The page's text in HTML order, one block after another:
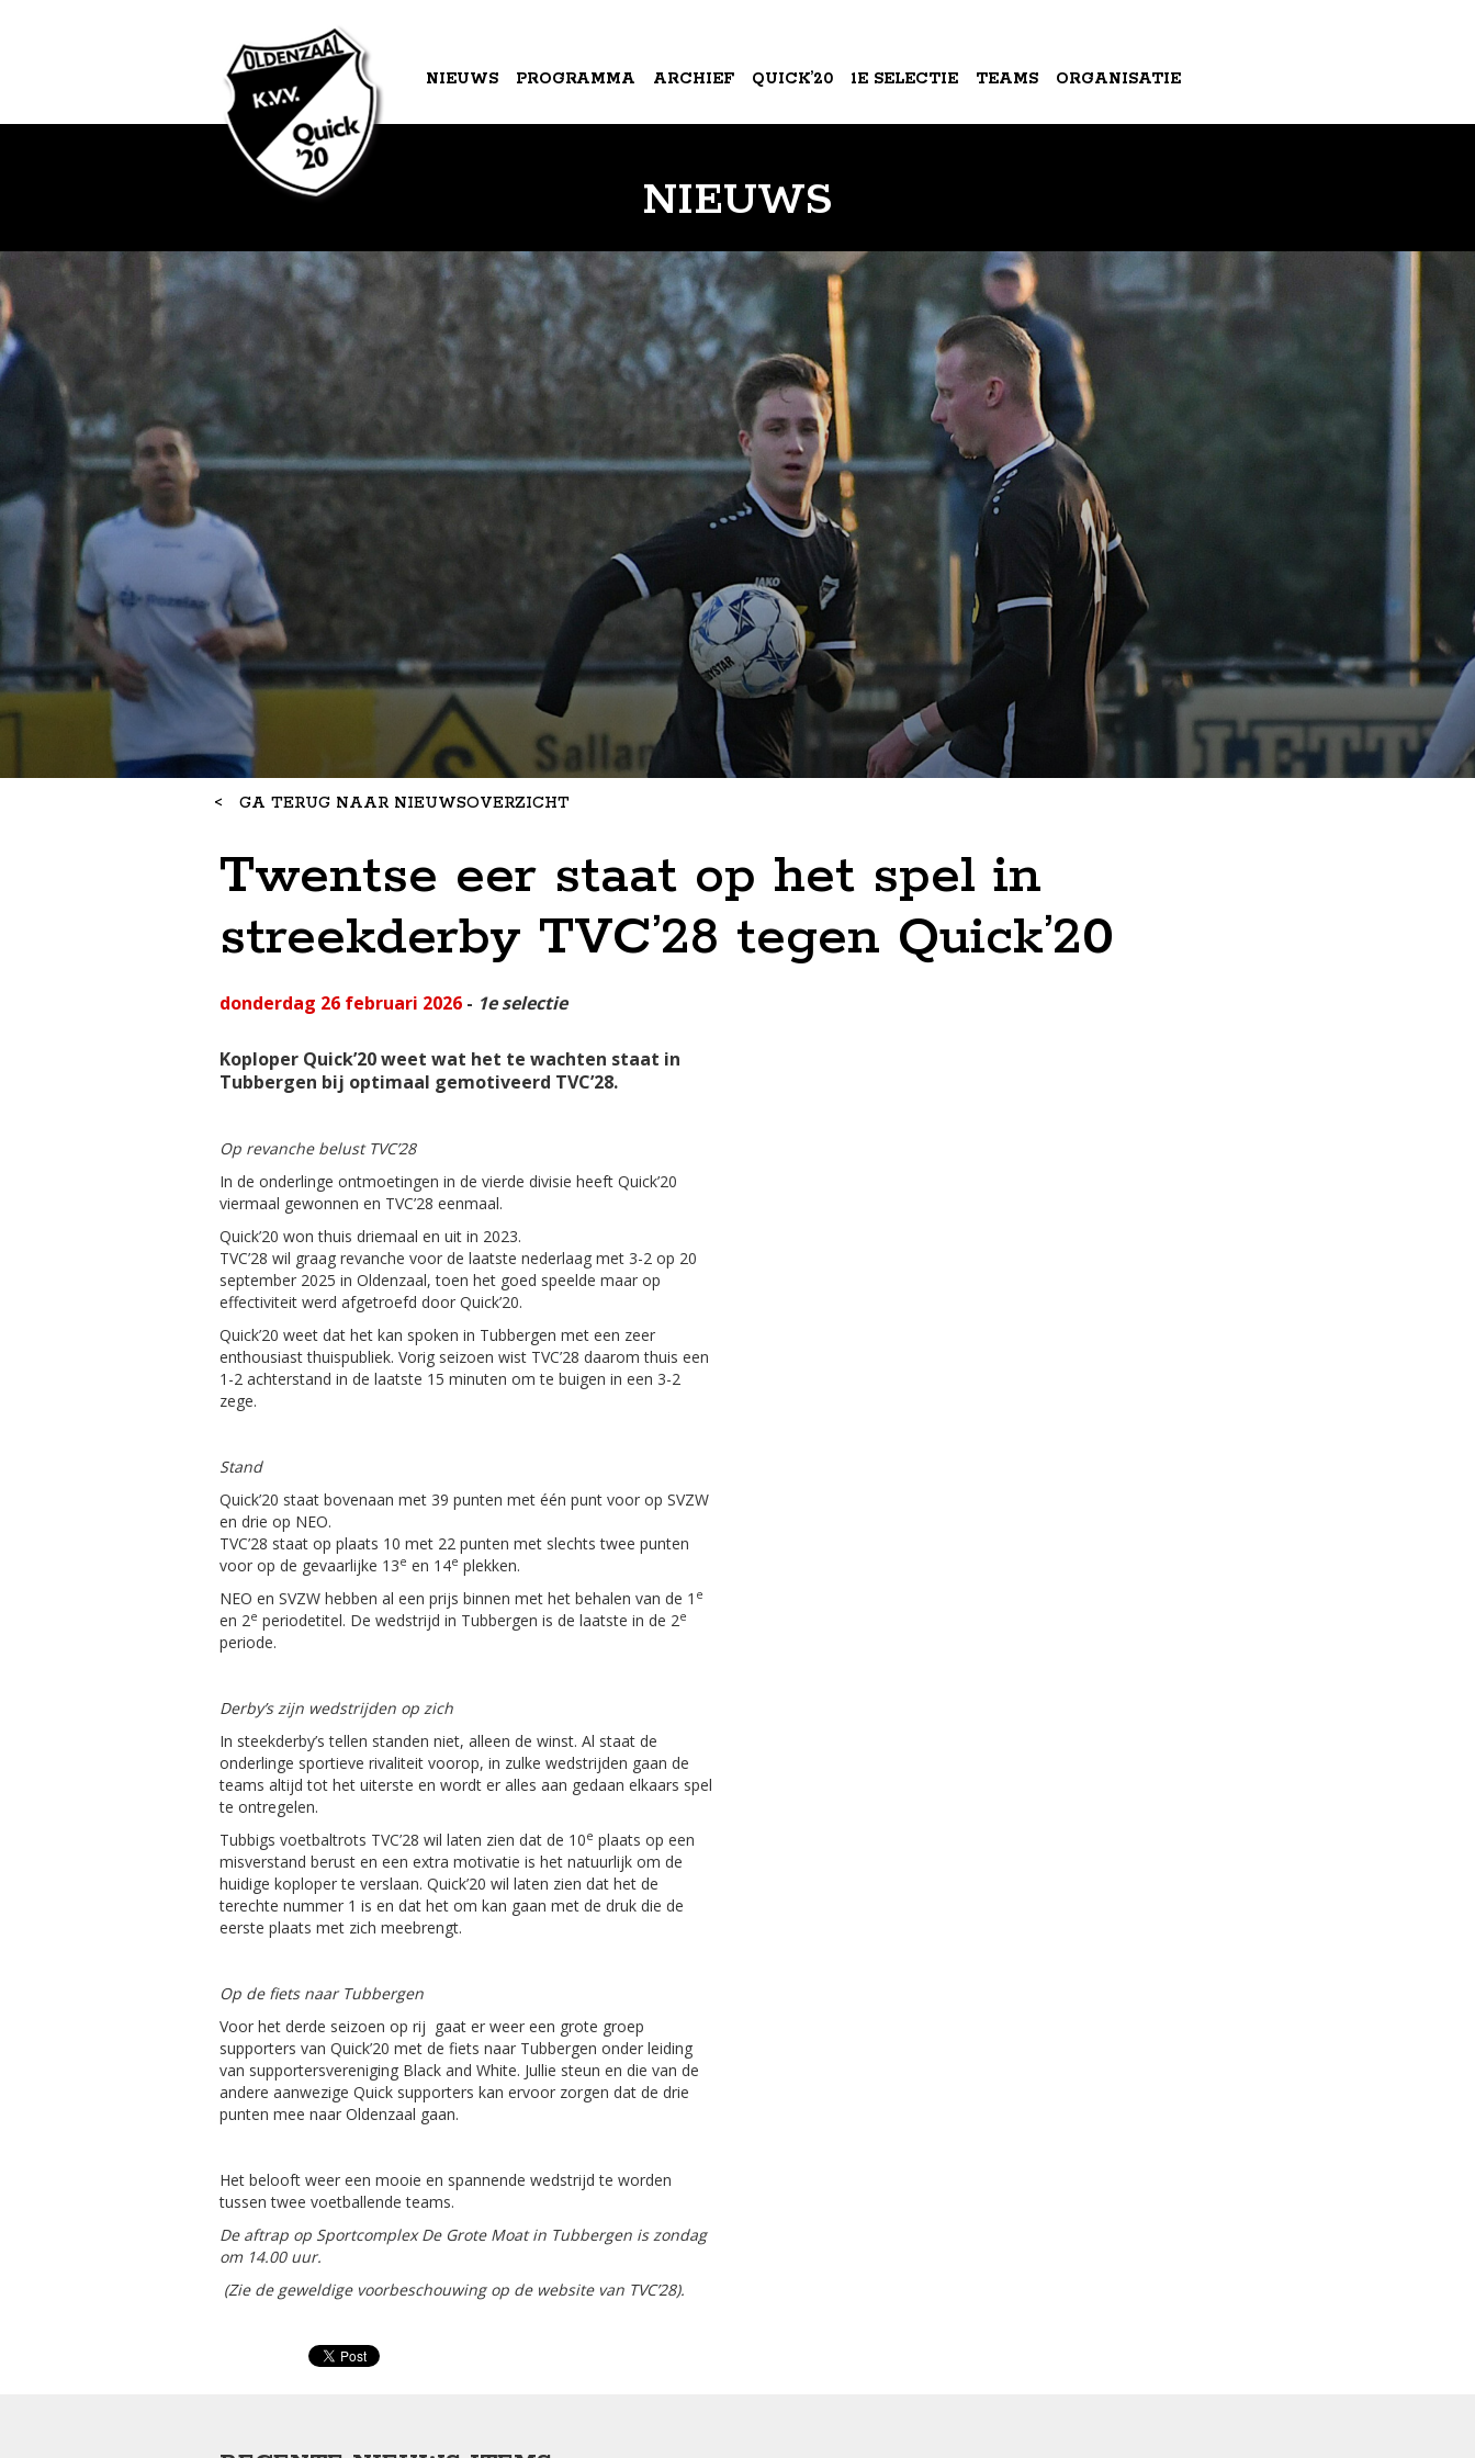
NIEUWS PROGRAMMA ARCHIEF QUICK’20 1E SELECTIE TEAMS ORGANISATIE
NIEUWS
< GA TERUG NAAR NIEUWSOVERZICHT
Twentse eer staat op het spel in
streekderby TVC’28 tegen Quick’20
donderdag 26 februari 2026- 1e selectie
Koploper Quick’20 weet wat het te wachten staat in
Tubbergen bij optimaal gemotiveerd TVC’28.
Op revanche belust TVC’28
In de onderlinge ontmoetingen in de vierde divisie heeft Quick’20
viermaal gewonnen en TVC’28 eenmaal.
Quick’20 won thuis driemaal en uit in 2023.
TVC’28 wil graag revanche voor de laatste nederlaag met 3-2 op 20
september 2025 in Oldenzaal, toen het goed speelde maar op
effectiviteit werd afgetroefd door Quick’20.
Quick’20 weet dat het kan spoken in Tubbergen met een zeer
enthousiast thuispubliek. Vorig seizoen wist TVC’28 daarom thuis een
1-2 achterstand in de laatste 15 minuten om te buigen in een 3-2
zege.
Stand
Quick’20 staat bovenaan met 39 punten met één punt voor op SVZW
en drie op NEO.
TVC’28 staat op plaats 10 met 22 punten met slechts twee punten
voor op de gevaarlijke 13e en 14e plekken.
NEO en SVZW hebben al een prijs binnen met het behalen van de 1 e
en 2e periodetitel. De wedstrijd in Tubbergen is de laatste in de 2e
periode.
Derby’s zijn wedstrijden op zich
In steekderby’s tellen standen niet, alleen de winst. Al staat de
onderlinge sportieve rivaliteit voorop, in zulke wedstrijden gaan de
teams altijd tot het uiterste en wordt er alles aan gedaan elkaars spel
te ontregelen.
Tubbigs voetbaltrots TVC’28 wil laten zien dat de 10e plaats op een
misverstand berust en een extra motivatie is het natuurlijk om de
huidige koploper te verslaan. Quick’20 wil laten zien dat het de
terechte nummer 1 is en dat het om kan gaan met de druk die de
eerste plaats met zich meebrengt.
Op de fiets naar Tubbergen
Voor het derde seizoen op rij gaat er weer een grote groep
supporters van Quick’20 met de fiets naar Tubbergen onder leiding
van supportersvereniging Black and White. Jullie steun en die van de
andere aanwezige Quick supporters kan ervoor zorgen dat de drie
punten mee naar Oldenzaal gaan.
Het belooft weer een mooie en spannende wedstrijd te worden
tussen twee voetballende teams.
De aftrap op Sportcomplex De Grote Moat in Tubbergen is zondag
om 14.00 uur.
(Zie de geweldige voorbeschouwing op de website van TVC’28).